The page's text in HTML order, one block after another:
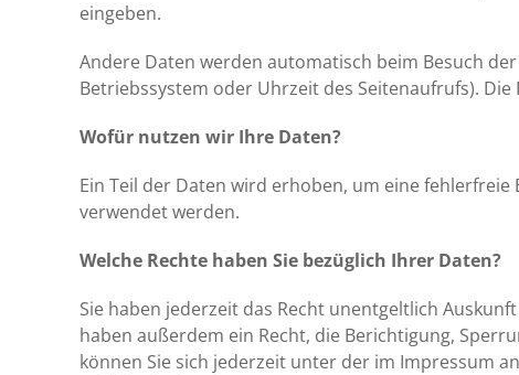
eingeben.
Andere Daten werden automatisch beim Besuch
Betriebssystem oder Uhrzeit des Seitenaufrufs).
Wofür nutzen wir Ihre Daten?
Ein Teil der Daten wird erhoben, um eine
verwendet werden.
Welche Rechte haben Sie bezüglich Ihrer Daten?
Sie haben jederzeit das Recht unentgeltlich
haben außerdem ein Recht, die Berichtigung,
können Sie sich jederzeit unter der im Impressum